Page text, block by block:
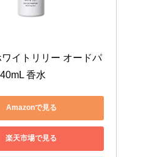
イトリリー オードパ
香水
Amazonで見る
楽天市場で見る